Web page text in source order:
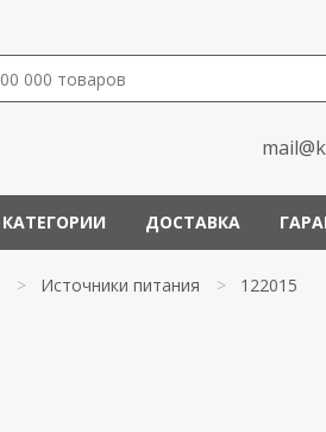
КАТЕГОРИИ ДОСТАВКА
> Источники питания > 122015